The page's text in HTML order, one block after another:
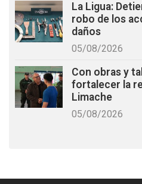
La Ligua:
robo de los
daños
05/08/2026
Con obras y
fortalecer la
Limache
05/08/2026